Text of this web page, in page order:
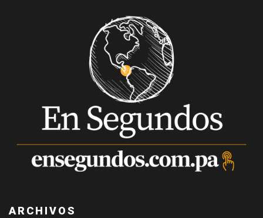
ARCHIVOS